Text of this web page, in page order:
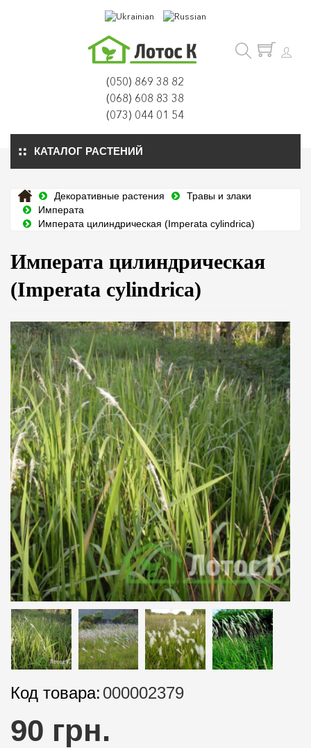
(050) 869 38 82
(068) 608 83 38
(073) 044 01 54
КАТАЛОГ РАСТЕНИЙ
Декоративные растения
Травы и злаки
Императа
Императа цилиндрическая (Imperata cylindrica)
Императа цилиндрическая
(Imperata cylindrica)
Код товара: 000002379
90 грн.